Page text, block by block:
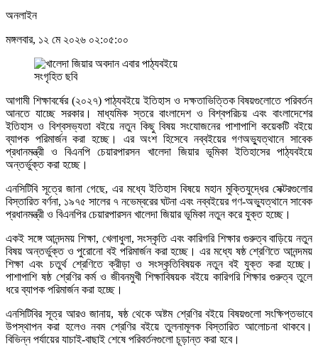
অনলাইন
মঙ্গলবার, ১২ মে ২০২৬ ০২:০৫:০০
সংগৃহিত ছবি
আগামী শিক্ষাবর্ষের (২০২৭) পাঠ্যবইয়ে ইতিহাস ও দক্ষতাভিত্তিক বিষয়গুলোতে পরিবর্তন
আনতে যাচ্ছে সরকার। মাধ্যমিক স্তরে বাংলাদেশ ও বিশ্বপরিচয় এবং বাংলাদেশের
ইতিহাস ও বিশ্বসভ্যতা বইয়ে নতুন কিছু বিষয় সংযোজনের পাশাপাশি কয়েকটি বইয়ে
ব্যাপক পরিমার্জন করা হচ্ছে। এর অংশ হিসেবে নব্বইয়ের গণঅভ্যুত্থানে সাবেক
প্রধানমন্ত্রী ও বিএনপি চেয়ারপারসন খালেদা জিয়ার ভূমিকা ইতিহাসের পাঠ্যবইয়ে
অন্তর্ভুক্ত করা হচ্ছে।
এনসিটিবি সূত্রে জানা গেছে, এর মধ্যে ইতিহাস বিষয়ে মহান মুক্তিযুদ্ধের সেক্টরগুলোর
বিস্তারিত বর্ণনা, ১৯৭৫ সালের ৭ নভেম্বরের ঘটনা এবং নব্বইয়ের গণ-অভ্যুত্থানে সাবেক
প্রধানমন্ত্রী ও বিএনপির চেয়ারপারসন খালেদা জিয়ার ভূমিকা নতুন করে যুক্ত হচ্ছে।
একই সঙ্গে আনন্দময় শিক্ষা, খেলাধুলা, সংস্কৃতি এবং কারিগরি শিক্ষার গুরুত্ব বাড়িয়ে নতুন
বিষয় অন্তর্ভুক্ত ও পুরোনো বই পরিমার্জন করা হচ্ছে। এর মধ্যে ষষ্ঠ শ্রেণিতে আনন্দময়
শিক্ষা এবং চতুর্থ শ্রেণিতে ক্রীড়া ও সংস্কৃতিবিষয়ক নতুন বই যুক্ত করা হচ্ছে।
পাশাপাশি ষষ্ঠ শ্রেণির কর্ম ও জীবনমুখী শিক্ষাবিষয়ক বইয়ে কারিগরি শিক্ষার গুরুত্ব তুলে
ধরে ব্যাপক পরিমার্জন করা হচ্ছে।
এনসিটিবির সূত্র আরও জানায়, ষষ্ঠ থেকে অষ্টম শ্রেণির বইয়ে বিষয়গুলো সংক্ষিপ্তভাবে
উপস্থাপন করা হলেও নবম শ্রেণির বইয়ে তুলনামূলক বিস্তারিত আলোচনা থাকবে।
বিভিন্ন পর্যায়ের যাচাই-বাছাই শেষে পরিবর্তনগুলো চূড়ান্ত করা হবে।